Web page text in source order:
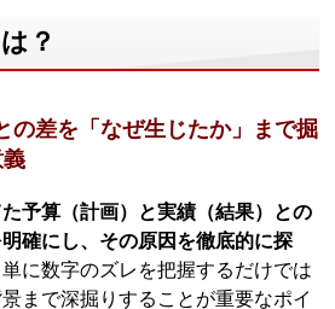
？
の差を「なぜ生じたか」まで掘
義
た予算（計画）と実績（結果）との
確にし、その原因を徹底的に探
に数字のズレを把握するだけでは
まで深掘りすることが重要なポイ